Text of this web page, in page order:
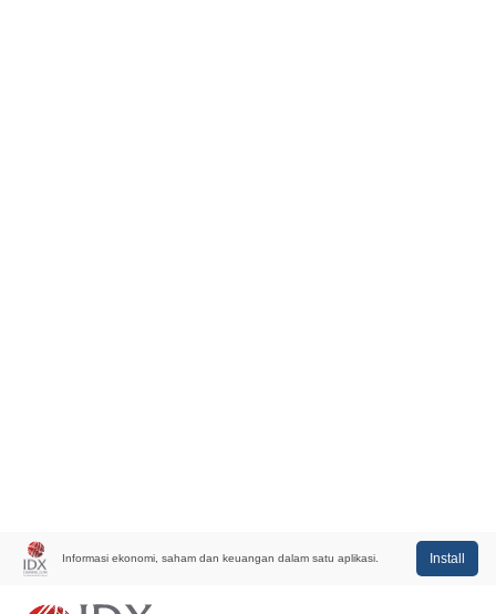
Informasi ekonomi, saham dan keuangan dalam satu aplikasi. Install